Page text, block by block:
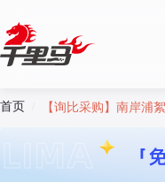
首页 【询比采购】南岸浦